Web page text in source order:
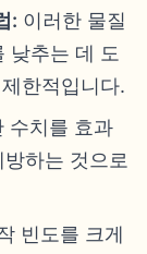
: 이러한 물질
낮추는 데 도
한적입니다.
수치를 효과
하는 것으로
빈도를 크게